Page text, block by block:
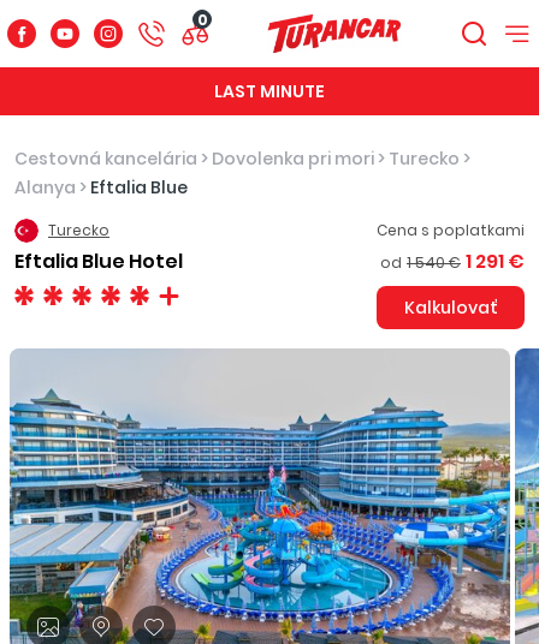
0
LAST MINUTE
Cestovná kancelária > Dovolenka pri mori > Turecko >
Alanya > Eftalia Blue
Turecko
Eftalia Blue Hotel
Cena s poplatkami
od 1 540 € 1 291 €
Kalkulovať